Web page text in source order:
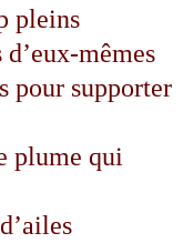
pleins
mêmes
pour supporter
plume qui